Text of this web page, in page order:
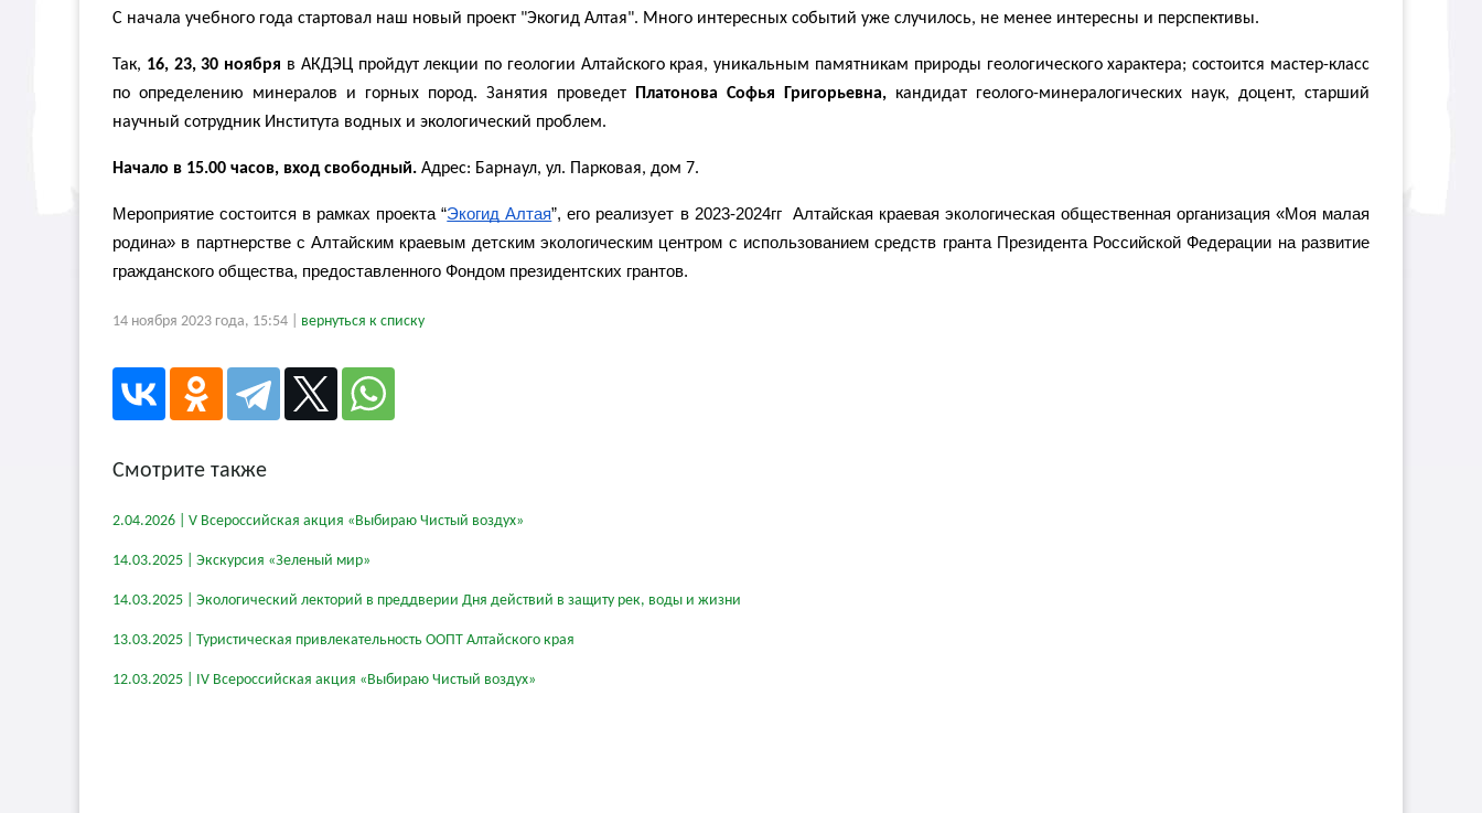
С начала учебного года стартовал наш новый проект "Экогид Алтая". Много интересных событий уже случилось, не менее интересны и перспективы.
Так, 16, 23, 30 ноября в АКДЭЦ пройдут лекции по геологии Алтайского края, уникальным памятникам природы геологического характера; состоится мастер-класс
по определению минералов и горных пород. Занятия проведет
Платонова Софья Григорьевна, кандидат геолого-минералогических наук, доцент, старший
научный сотрудник Института водных и экологический проблем.
Начало в 15.00 часов, вход свободный. Адрес: Барнаул, ул. Парковая, дом 7.
Мероприятие состоится в рамках проекта “Экогид Алтая”, его реализует в 2023-2024гг Алтайская краевая экологическая общественная организация «Моя малая
родина» в партнерстве с Алтайским краевым детским экологическим центром с использованием средств гранта Президента Российской Федерации на развитие
гражданского общества, предоставленного Фондом президентских грантов.
14 ноября 2023 года, 15:54 | вернуться к списку
Смотрите также
2.04.2026 | V Всероссийская акция «Выбираю Чистый воздух»
14.03.2025 | Экскурсия «Зеленый мир»
14.03.2025 | Экологический лекторий в преддверии Дня действий в защиту рек, воды и жизни
13.03.2025 | Туристическая привлекательность ООПТ Алтайского края
12.03.2025 | IV Всероссийская акция «Выбираю Чистый воздух»